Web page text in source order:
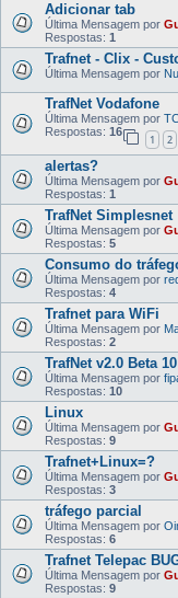
Adicionar tab
Última Mensagem por
Respostas: 1
Trafnet - Clix -
Última Mensagem por
TrafNet Vodafone
Última Mensagem por
Respostas: 16
1 2
alertas?
Última Mensagem por
Respostas: 1
TrafNet Simplesnet
Última Mensagem por
Respostas: 5
Consumo do
Última Mensagem por
Respostas: 4
Trafnet para WiFi
Última Mensagem por
Respostas: 2
TrafNet v2.0 Beta
Última Mensagem por
Respostas: 10
Linux
Última Mensagem por
Respostas: 9
Trafnet+Linux=?
Última Mensagem por
Respostas: 3
tráfego parcial
Última Mensagem por
Respostas: 6
Trafnet Telepac
Última Mensagem por
Respostas: 9